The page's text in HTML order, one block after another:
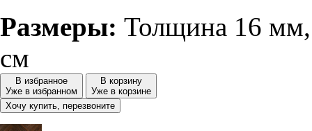
Размеры: Толщина 16
см
В избранное
Уже в избранном
В корзину
Уже в корзине
Хочу купить, перезвоните